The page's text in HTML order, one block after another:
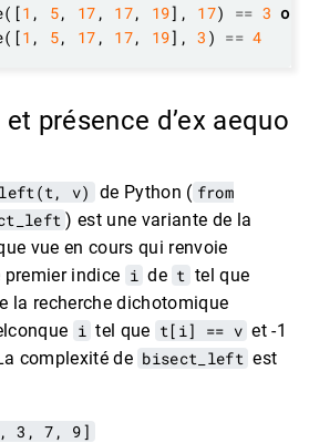
1 , 5, 17 , 17, 19], 17) == 3 or
1 , 5, 17 , 17, 19], 3 ) == 4
présence d’ex aequo
v) de Python ( from
) est une variante de la
vue en cours qui renvoie
indice i de t tel que
la recherche dichotomique
i tel que t[i] == v et -1
complexité de bisect_left est
3, 7, 9]